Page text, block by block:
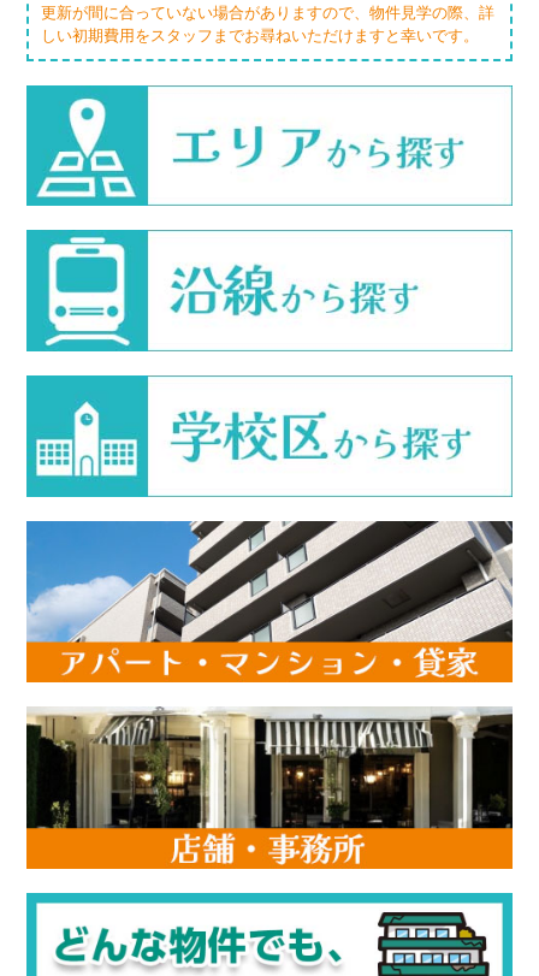
更新が間に合っていない場合がありますので、物件見学の際、詳
しい初期費用をスタッフまでお尋ねいただけますと幸いです。